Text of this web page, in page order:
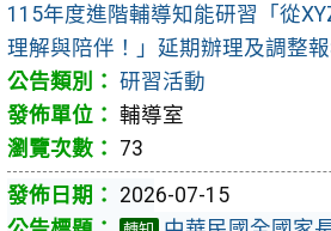
115年度進階輔導知能研習「從
理解與陪伴！」延期辦理及調整
研習活動
輔導室
73
2026-07-15